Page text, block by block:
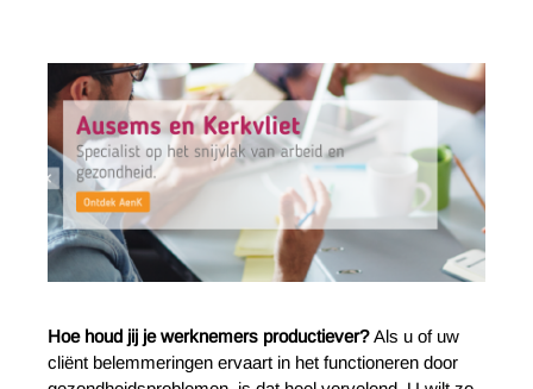
Hoe houd jij je werknemers productiever?Als u of uw
cliënt belemmeringen ervaart in het functioneren door